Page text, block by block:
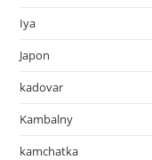
Iya
Japon
kadovar
Kambalny
kamchatka